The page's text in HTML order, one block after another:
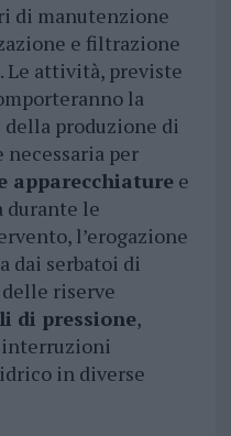
di manutenzione
e filtrazione
Le attività, previste
la
della produzione di
necessaria per
apparecchiaturee
durante le
l’erogazione
dai serbatoi di
riserve
di pressione,
interruzioni
in diverse